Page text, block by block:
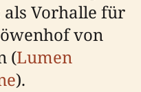
als Vorhalle für
von
(Lumen
).